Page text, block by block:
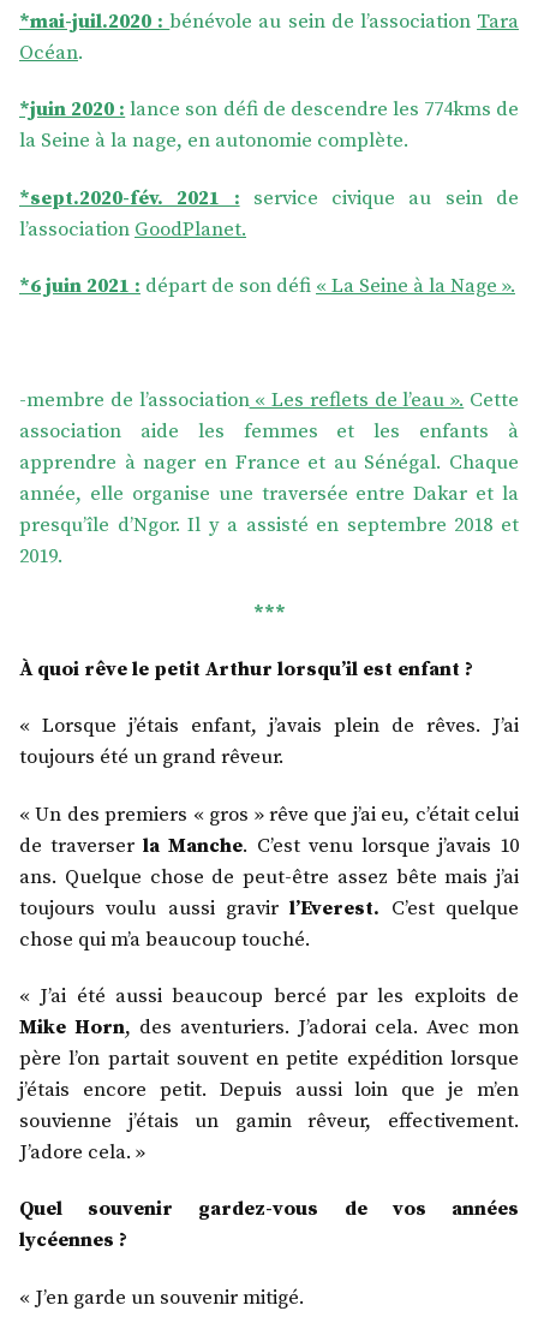
*mai-juil.2020 :bénévole au sein de l’association Tara
Océan.
*juin 2020 :lance son défi de descendre les 774kms de
la Seine à la nage, en autonomie complète.
*sept.2020-fév. 2021 : service civique au sein de
l’association GoodPlanet.
*6 juin 2021 : départ de son défi « La Seine à la Nage ».
-membre de l’association« Les reflets de l’eau ». Cette
association aide les femmes et les enfants à
apprendre à nager en France et au Sénégal. Chaque
année, elle organise une traversée entre Dakar et la
presqu’île d’Ngor. Il y a assisté en septembre 2018 et
2019.
***
À quoi rêve le petit Arthur lorsqu’il est enfant ?
« Lorsque j’étais enfant, j’avais plein de rêves. J’ai
toujours été un grand rêveur.
« Un des premiers « gros » rêve que j’ai eu, c’était celui
de traverserla Manche. C’est venu lorsque j’avais 10
ans. Quelque chose de peut-être assez bête mais j’ai
toujours voulu aussi gravirl’Everest. C’est quelque
chose qui m’a beaucoup touché.
« J’ai été aussi beaucoup bercé par les exploits de
Mike Horn, des aventuriers. J’adorai cela. Avec mon
père l’on partait souvent en petite expédition lorsque
j’étais encore petit. Depuis aussi loin que je m’en
souvienne j’étais un gamin rêveur, effectivement.
J’adore cela. »
Quel souvenir gardez-vous de vos années
lycéennes ?
« J’en garde un souvenir mitigé.